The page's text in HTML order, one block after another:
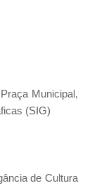
Municipal,
(SIG)
de Cultura